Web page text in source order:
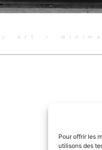
Pour offrir les
utilisons des
art ◦